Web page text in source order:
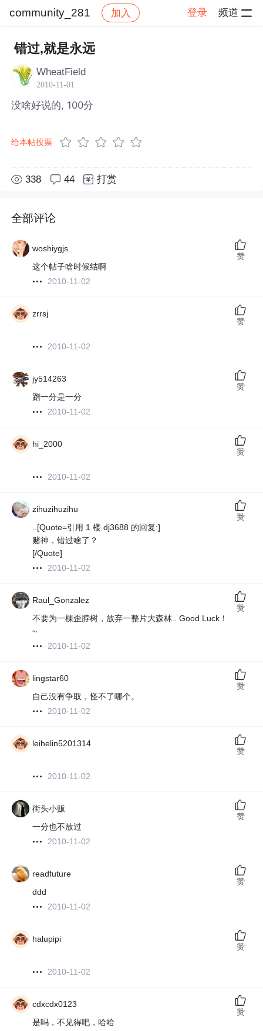
community_281 加入 登录 频道
社区 community_281
错过,就是永远
WheatField
2010-11-01
没啥好说的, 100分
给本帖投票
338 44 打赏
全部评论
woshiygjs
这个帖子啥时候结啊
2010-11-02
赞
zrrsj
2010-11-02
赞
jy514263
蹭一分是一分
2010-11-02
赞
hi_2000
2010-11-02
赞
zihuzihuzihu
..[Quote=引用 1 楼 dj3688 的回复:]
赌神，错过啥了？
[/Quote]
2010-11-02
赞
Raul_Gonzalez
不要为一棵歪脖树，放弃一整片大森林.. Good Luck！
~
2010-11-02
赞
lingstar60
自己没有争取，怪不了哪个。
2010-11-02
赞
leihelin5201314
2010-11-02
赞
街头小贩
一分也不放过
2010-11-02
赞
readfuture
ddd
2010-11-02
赞
halupipi
2010-11-02
赞
cdxcdx0123
是吗，不见得吧，哈哈
赞